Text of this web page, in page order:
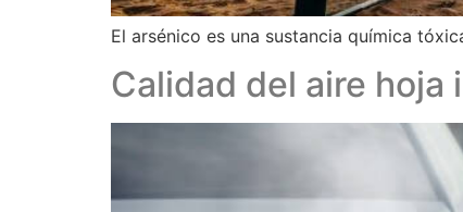
El arsénico es una sustancia química
Calidad del aire hoja